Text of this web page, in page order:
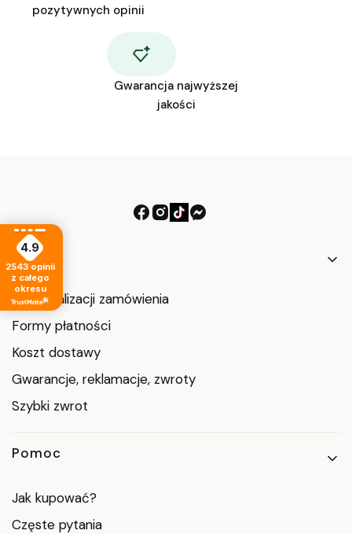
pozytywnych opinii
Gwarancja najwyższej
jakości
Linki w stopce
Zakupy
Czas realizacji zamówienia
Formy płatności
Koszt dostawy
Gwarancje, reklamacje, zwroty
Szybki zwrot
Pomoc
Jak kupować?
Częste pytania
4.9
2543 opinii
z całego
okresu